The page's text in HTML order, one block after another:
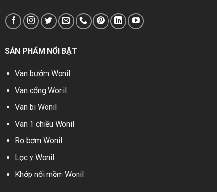
thêm gioăng cao su chắc chắn, làm kín tốt…
các bộ phận bên trong, có thể tháo lắp để bảo trì.
khi van tiến hành xả lưu chất ra bên ngoài để làm
giảm áp lực.
Hệ thống cấp vào: gồm có lọc y, van 1 chiều, van điện
từ với nhiệm vụ nhận tín hiệu và cấp nước cho van.
Cụm van báo động: giúp nhận tín hiệu báo động và
van về trung tâm điều khiển.
Trục van: Kết nối giữa đĩa van và cơ chế điều khiển,
SẢN PHẨM NỔI BẬT
Van bướm Wonil
Van cổng Wonil
Van bi Wonil
Van 1 chiều Wonil
Rọ bơm Wonil
Lọc y Wonil
Khớp nối mềm Wonil